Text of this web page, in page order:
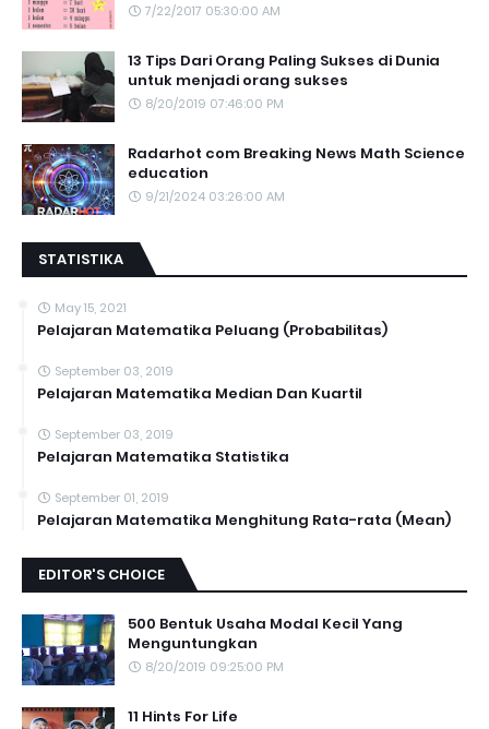
7/22/2017 05:30:00 AM
13 Tips Dari Orang Paling Sukses di Dunia
untuk menjadi orang sukses
8/20/2019 07:46:00 PM
Radarhot com Breaking News Math Science
education
9/21/2024 03:26:00 AM
STATISTIKA
May 15, 2021
Pelajaran Matematika Peluang (Probabilitas)
September 03, 2019
Pelajaran Matematika Median Dan Kuartil
September 03, 2019
Pelajaran Matematika Statistika
September 01, 2019
Pelajaran Matematika Menghitung Rata-rata (Mean)
EDITOR'S CHOICE
500 Bentuk Usaha Modal Kecil Yang
Menguntungkan
8/20/2019 09:25:00 PM
11 Hints For Life